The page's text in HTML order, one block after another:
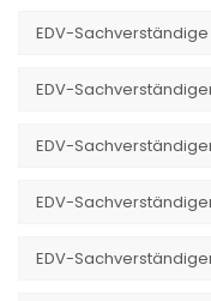
EDV-
EDV-
EDV-
EDV-
EDV-